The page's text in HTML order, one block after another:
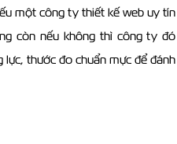
một công ty thiết kế web uy tín
còn nếu không thì công ty đó
thước đo chuẩn mực để đánh